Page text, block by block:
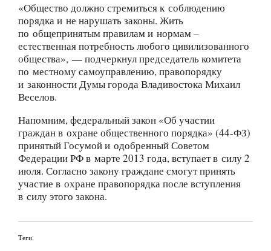
«Общество должно стремиться к соблюдению
порядка и не нарушать законы. Жить
по общепринятым правилам и нормам –
естественная потребность любого цивилизованного
общества», — подчеркнул председатель комитета
по местному самоуправлению, правопорядку
и законности Думы города Владивостока Михаил
Веселов.
Напомним, федеральный закон «Об участии
граждан в охране общественного порядка» (44-ФЗ)
принятый Госумой и одобренный Советом
Федерации РФ в марте 2013 года, вступает в силу 2
июля. Согласно закону граждане смогут принять
участие в охране правопорядка после вступления
в силу этого закона.
Теги: